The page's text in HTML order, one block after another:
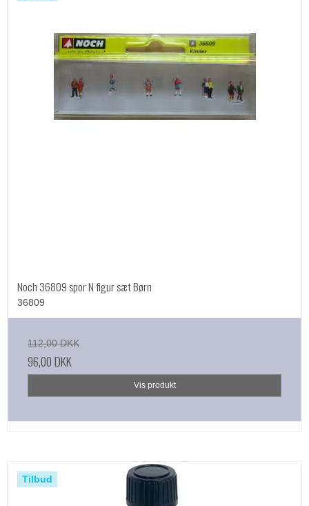
Noch 36809 spor N figur sæt Børn
36809
112,00 DKK
96,00 DKK
Vis produkt
Tilbud